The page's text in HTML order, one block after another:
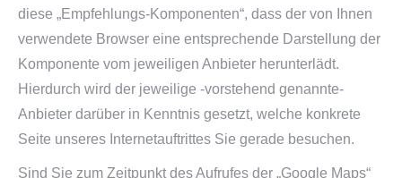
diese „Empfehlungs-Komponenten“, dass der von Ihnen
verwendete Browser eine entsprechende Darstellung der
Komponente vom jeweiligen Anbieter herunterlädt.
Hierdurch wird der jeweilige -vorstehend genannte-
Anbieter darüber in Kenntnis gesetzt, welche konkrete
Seite unseres Internetauftrittes Sie gerade besuchen.
Sind Sie zum Zeitpunkt des Aufrufes der „Google Maps“